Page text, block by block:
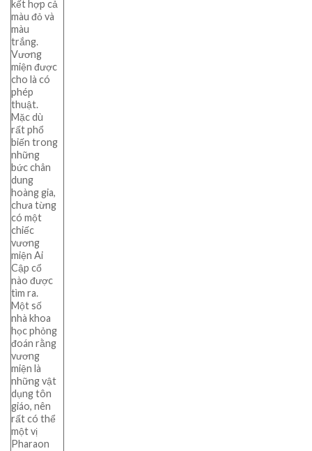
kết hợp cả
màu đỏ và
màu
trắng.
Vương
miện được
cho là có
phép
thuật.
Mặc dù
rất phổ
biến trong
những
bức chân
dung
hoàng gia,
chưa từng
có một
chiếc
vương
miện Ai
Cập cổ
nào được
tìm ra.
Một số
nhà khoa
học phỏng
đoán rằng
vương
miện là
những vật
dụng tôn
giáo, nên
rất có thể
một vị
Pharaon